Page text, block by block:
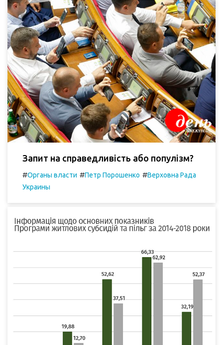
Запит на справедливість або популізм?
#Органы власти #Петр Порошенко #Верховна Рада
Украины